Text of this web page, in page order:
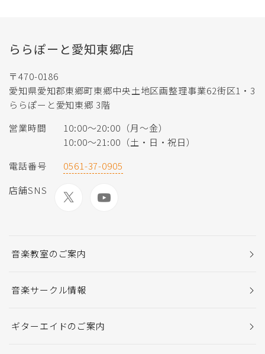
ららぽーと愛知東郷店
〒470-0186
愛知県愛知郡東郷町東郷中央土地区画整理事業62街区1・3
ららぽーと愛知東郷 3階
営業時間
10:00～20:00（月～金）
10:00～21:00（土・日・祝日）
電話番号
0561-37-0905
店舗SNS
音楽教室のご案内
音楽サークル情報
ギターエイドのご案内